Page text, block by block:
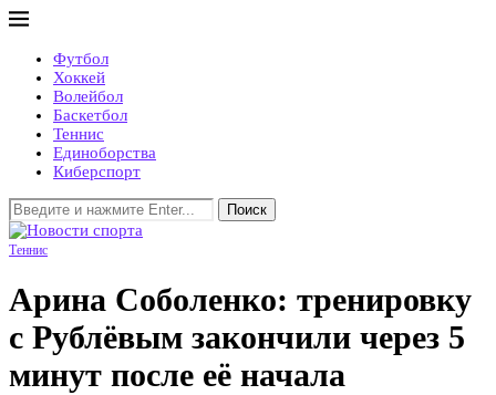
Футбол
Хоккей
Волейбол
Баскетбол
Теннис
Единоборства
Киберспорт
Поиск
Теннис
Арина Соболенко: тренировку
с Рублёвым закончили через 5
минут после её начала